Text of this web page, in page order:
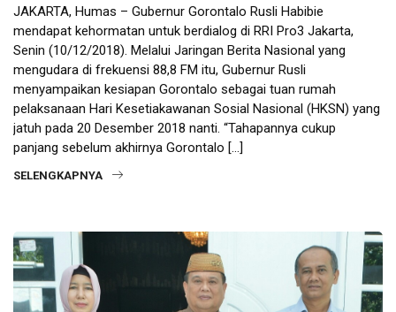
JAKARTA, Humas – Gubernur Gorontalo Rusli Habibie
mendapat kehormatan untuk berdialog di RRI Pro3 Jakarta,
Senin (10/12/2018). Melalui Jaringan Berita Nasional yang
mengudara di frekuensi 88,8 FM itu, Gubernur Rusli
menyampaikan kesiapan Gorontalo sebagai tuan rumah
pelaksanaan Hari Kesetiakawanan Sosial Nasional (HKSN) yang
jatuh pada 20 Desember 2018 nanti. “Tahapannya cukup
panjang sebelum akhirnya Gorontalo […]
SELENGKAPNYA